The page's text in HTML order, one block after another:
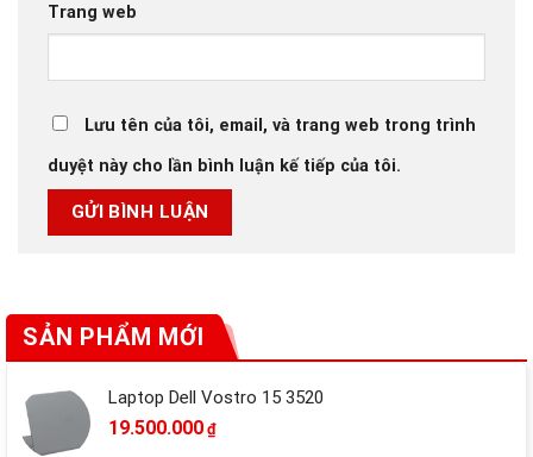
Trang web
Lưu tên của tôi, email, và trang web trong trình
duyệt này cho lần bình luận kế tiếp của tôi.
SẢN PHẨM MỚI
Laptop Dell Vostro 15 3520
19.500.000 ₫